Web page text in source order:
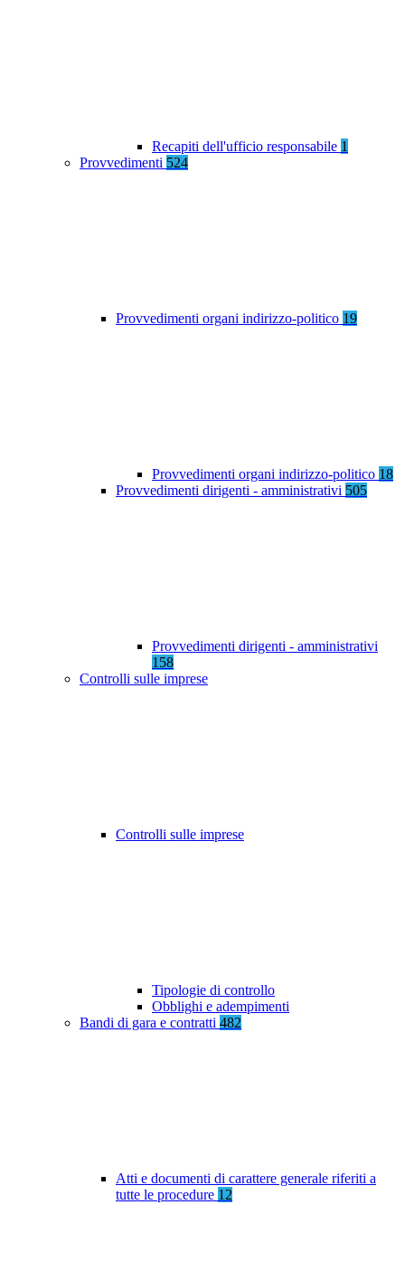
Recapiti dell'ufficio responsabile 1
Provvedimenti 524
Provvedimenti organi indirizzo-politico 19
Provvedimenti organi indirizzo-politico 18
Provvedimenti dirigenti - amministrativi 505
Provvedimenti dirigenti - amministrativi
158
Controlli sulle imprese
Controlli sulle imprese
Tipologie di controllo
Obblighi e adempimenti
Bandi di gara e contratti 482
Atti e documenti di carattere generale riferiti a
tutte le procedure 12